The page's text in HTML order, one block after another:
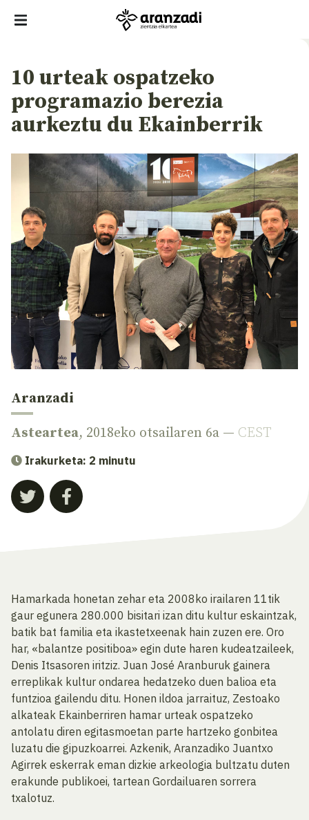
10 urteak ospatzeko
programazio berezia
aurkeztu du Ekainberrik
Aranzadi
Asteartea, 2018eko otsailaren 6a — CEST
Irakurketa: 2 minutu
Hamarkada honetan zehar eta 2008ko irailaren 11tik
gaur egunera 280.000 bisitari izan ditu kultur eskaintzak,
batik bat familia eta ikastetxeenak hain zuzen ere. Oro
har, «balantze positiboa» egin dute haren kudeatzaileek,
Denis Itsasoren iritziz. Juan José Aranburuk gainera
erreplikak kultur ondarea hedatzeko duen balioa eta
funtzioa gailendu ditu. Honen ildoa jarraituz, Zestoako
alkateak Ekainberriren hamar urteak ospatzeko
antolatu diren egitasmoetan parte hartzeko gonbitea
luzatu die gipuzkoarrei. Azkenik, Aranzadiko Juantxo
Agirrek eskerrak eman dizkie arkeologia bultzatu duten
erakunde publikoei, tartean Gordailuaren sorrera
txalotuz.